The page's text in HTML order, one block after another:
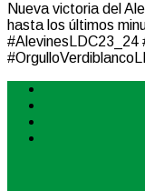
Nueva victoria del
hasta los últimos
#AlevinesLDC23_24